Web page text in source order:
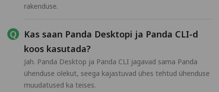
rakenduse.
Kas saan Panda Desktopi ja Panda CLI-d
koos kasutada?
Jah. Panda Desktop ja Panda CLI jagavad sama Panda
ühenduse olekut, seega kajastuvad ühes tehtud ühenduse
muudatused ka teises.